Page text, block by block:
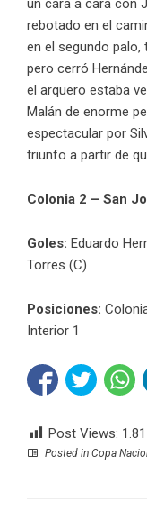
un cara a cara con
rebotado en el
en el segundo
pero cerró
el arquero estaba
Malán de enorme
espectacular por
triunfo a partir de
Colonia 2 – San
Goles: Eduardo
Torres (C)
Posiciones:
Interior 1
Post Views:
Posted in Copa